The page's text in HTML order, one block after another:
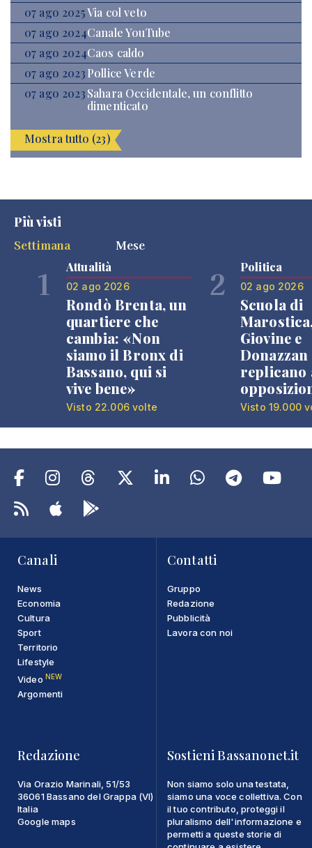
07 ago 2025Via col veto
07 ago 2024Canale YouTube
07 ago 2024Caos caldo
07 ago 2023Pollice Verde
07 ago 2023Sahara Occidentale, un conflitto
dimenticato
Mostra tutto (23)
Più visti
Settimana
Mese
1 Attualità
02 ago 2026
Rondò Brenta, un
quartiere che
cambia: «Non
siamo il Bronx di
Bassano, qui si
vive bene»
Visto 22.006 volte
2 Politica
02 ago 2026
Scuola di
Giovine e
Donazzan
replicano
Visto 19.000
Canali
News
Economia
Cultura
Sport
Territorio
Lifestyle
Video NEW
Argomenti
Contatti
Gruppo
Redazione
Pubblicità
Lavora con noi
Redazione
Via Orazio Marinali, 51/53
36061 Bassano del Grappa (VI)
Italia
Google maps
Sostieni Bassanonet.it
Non siamo solo una testata,
siamo una voce collettiva. Con
il tuo contributo, proteggi il
pluralismo dell'informazione e
permetti a queste storie di